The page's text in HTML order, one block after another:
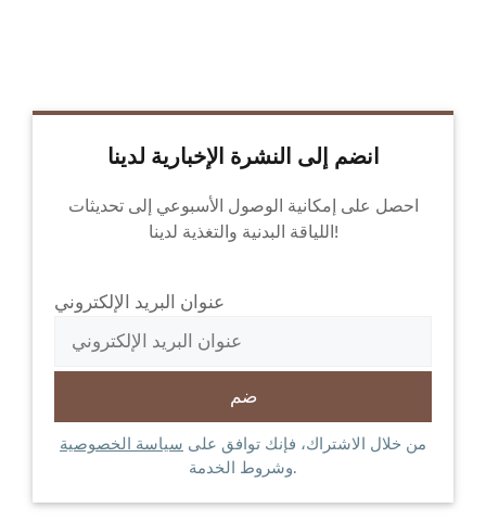
انضم إلى النشرة الإخبارية لدينا
احصل على إمكانية الوصول الأسبوعي إلى تحديثات
اللياقة البدنية والتغذية لدينا!
عنوان البريد الإلكتروني
من خلال الاشتراك، فإنك توافق على سياسة الخصوصية
وشروط الخدمة.